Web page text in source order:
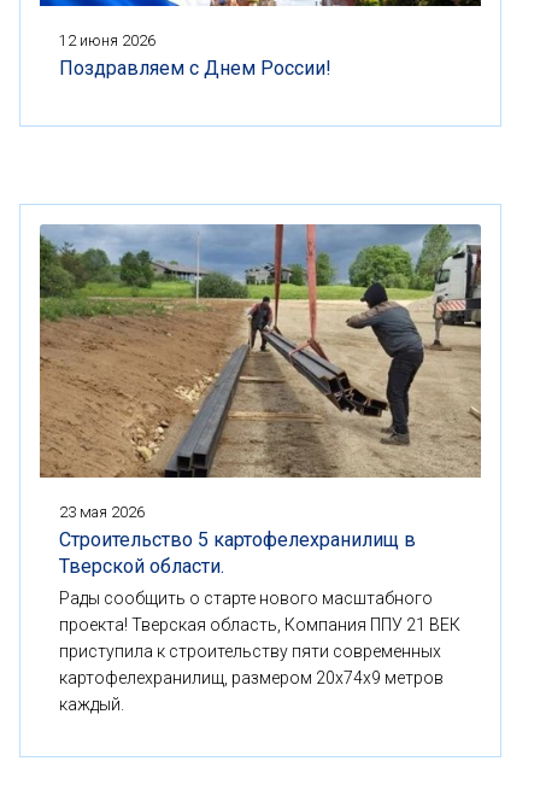
12 июня 2026
Поздравляем с Днем России!
23 мая 2026
Строительство 5 картофелехранилищ в
Тверской области.
Рады сообщить о старте нового масштабного
проекта! Тверская область, Компания ППУ 21 ВЕК
приступила к строительству пяти современных
картофелехранилищ, размером 20x74x9 метров
каждый.